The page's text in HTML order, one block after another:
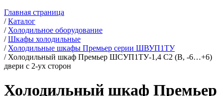
Главная страница
/Каталог
/ Холодильное оборудование
/Шкафы холодильные
/ Холодильные шкафы Премьер серии ШВУП1ТУ
/ Холодильный шкаф Премьер ШСУП1ТУ-1,4 С2 (В, -6…+6)
двери с 2-ух сторон
Холодильный шкаф Премьер